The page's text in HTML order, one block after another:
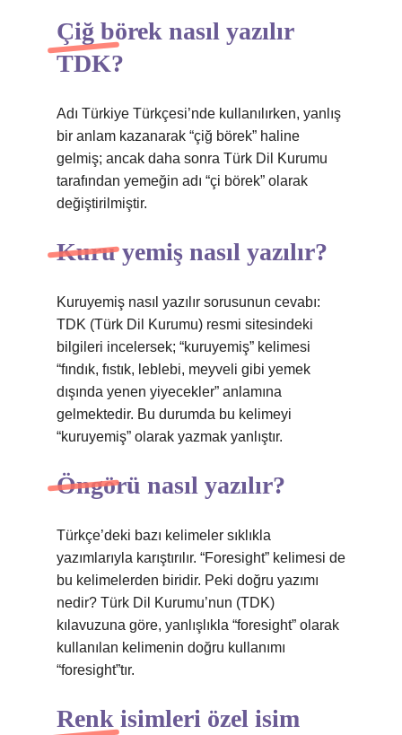
Çiğ börek nasıl yazılır
TDK?
Adı Türkiye Türkçesi’nde kullanılırken, yanlış
bir anlam kazanarak “çiğ börek” haline
gelmiş; ancak daha sonra Türk Dil Kurumu
tarafından yemeğin adı “çi börek” olarak
değiştirilmiştir.
Kuru yemiş nasıl yazılır?
Kuruyemiş nasıl yazılır sorusunun cevabı:
TDK (Türk Dil Kurumu) resmi sitesindeki
bilgileri incelersek; “kuruyemiş” kelimesi
“fındık, fıstık, leblebi, meyveli gibi yemek
dışında yenen yiyecekler” anlamına
gelmektedir. Bu durumda bu kelimeyi
“kuruyemiş” olarak yazmak yanlıştır.
Öngörü nasıl yazılır?
Türkçe’deki bazı kelimeler sıklıkla
yazımlarıyla karıştırılır. “Foresight” kelimesi de
bu kelimelerden biridir. Peki doğru yazımı
nedir? Türk Dil Kurumu’nun (TDK)
kılavuzuna göre, yanlışlıkla “foresight” olarak
kullanılan kelimenin doğru kullanımı
“foresight”tır.
Renk isimleri özel isim